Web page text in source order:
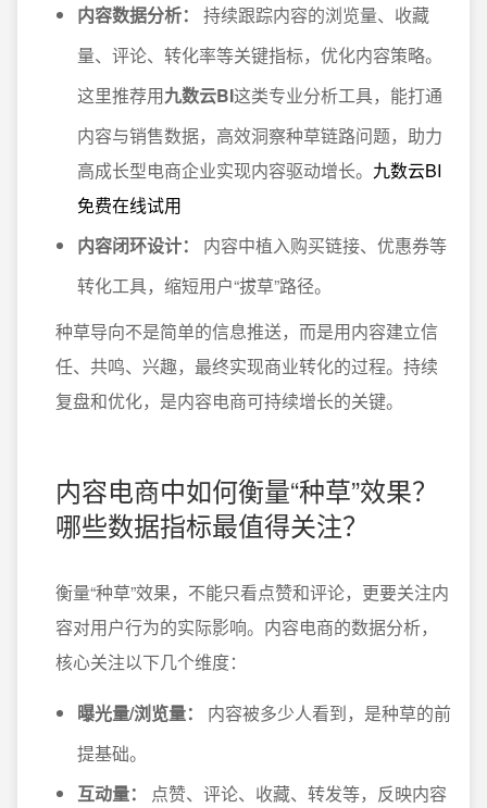
内容数据分析：
持续跟踪内容的浏览量、收藏
量、评论、转化率等关键指标，优化内容策略。
这里推荐用九数云BI这类专业分析工具，能打通
内容与销售数据，高效洞察种草链路问题，助力
高成长型电商企业实现内容驱动增长。 九数云BI
免费在线试用
内容闭环设计：
内容中植入购买链接、优惠券等
转化工具，缩短用户“拔草”路径。
种草导向不是简单的信息推送，而是用内容建立信
任、共鸣、兴趣，最终实现商业转化的过程。持续
复盘和优化，是内容电商可持续增长的关键。
内容电商中如何衡量“种草”效果？
哪些数据指标最值得关注？
衡量“种草”效果，不能只看点赞和评论，更要关注内
容对用户行为的实际影响。内容电商的数据分析，
核心关注以下几个维度：
曝光量/浏览量：
内容被多少人看到，是种草的前
提基础。
互动量：
点赞、评论、收藏、转发等，反映内容